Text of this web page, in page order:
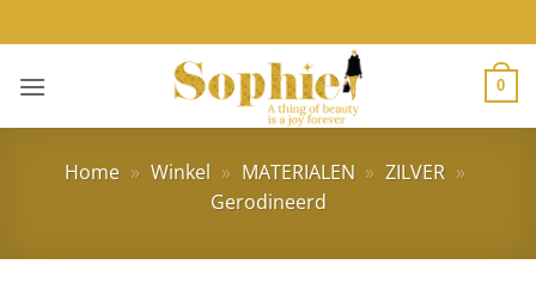
naar
inhoud
0
Home » Winkel » MATERIALEN » ZILVER »
Gerodineerd